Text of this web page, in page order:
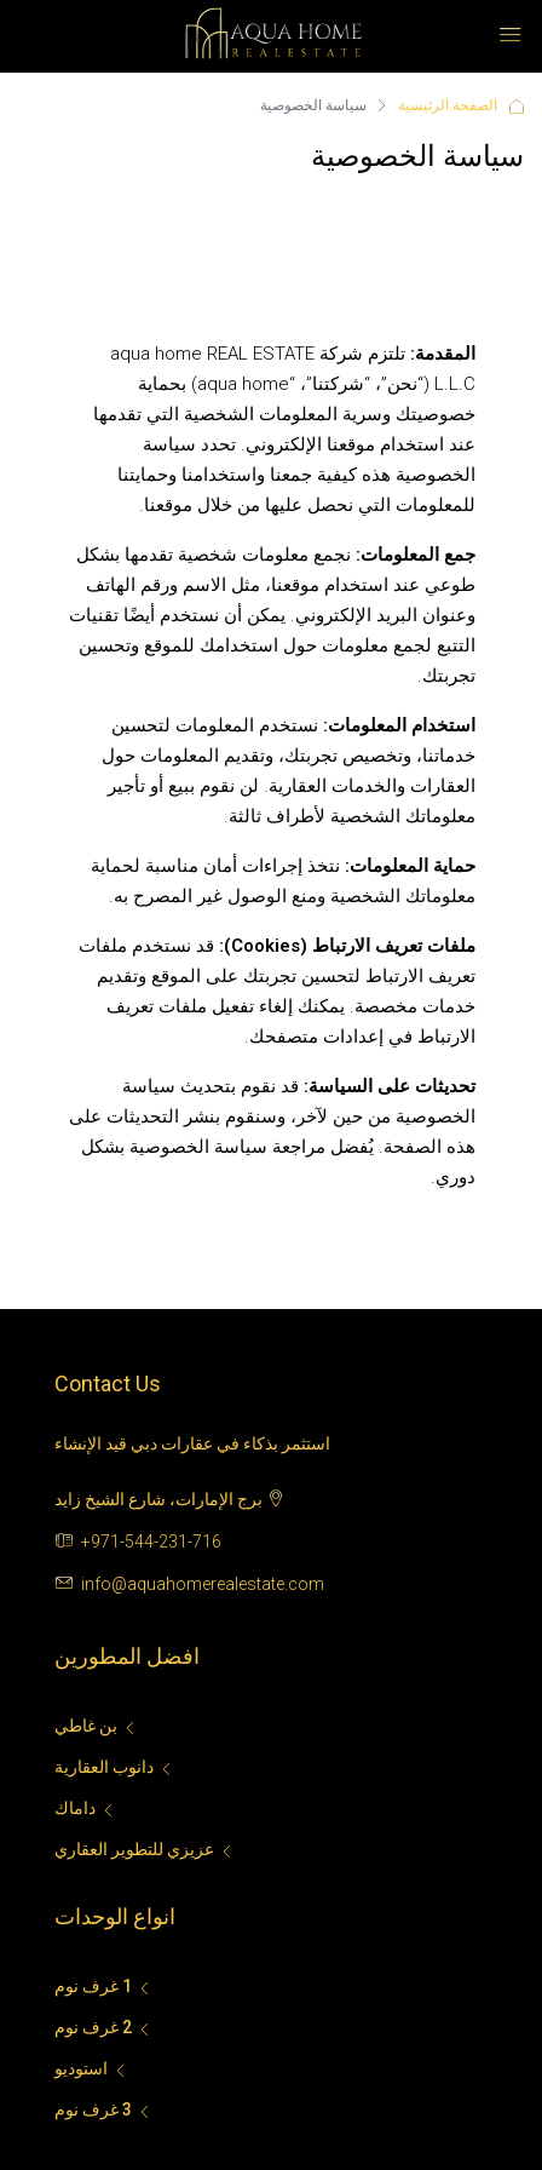
الصفحة الرئيسية سياسة الخصوصية
سياسة الخصوصية
المقدمة:
تلتزم شركة aqua home REAL ESTATE
L.L.C (“نحن”، “شركتنا”، “aqua home) بحماية
خصوصيتك وسرية المعلومات الشخصية التي تقدمها
عند استخدام موقعنا الإلكتروني. تحدد سياسة
الخصوصية هذه كيفية جمعنا واستخدامنا وحمايتنا
للمعلومات التي نحصل عليها من خلال موقعنا.
جمع المعلومات: نجمع معلومات شخصية تقدمها بشكل
طوعي عند استخدام موقعنا، مثل الاسم ورقم الهاتف
وعنوان البريد الإلكتروني. يمكن أن نستخدم أيضًا تقنيات
التتبع لجمع معلومات حول استخدامك للموقع وتحسين
تجربتك.
استخدام المعلومات: نستخدم المعلومات لتحسين
خدماتنا، وتخصيص تجربتك، وتقديم المعلومات حول
العقارات والخدمات العقارية. لن نقوم ببيع أو تأجير
معلوماتك الشخصية لأطراف ثالثة.
حماية المعلومات: نتخذ إجراءات أمان مناسبة لحماية
معلوماتك الشخصية ومنع الوصول غير المصرح به.
ملفات تعريف الارتباط (Cookies):
قد نستخدم ملفات
تعريف الارتباط لتحسين تجربتك على الموقع وتقديم
خدمات مخصصة. يمكنك إلغاء تفعيل ملفات تعريف
الارتباط في إعدادات متصفحك.
تحديثات على السياسة: قد نقوم بتحديث سياسة
الخصوصية من حين لآخر، وسنقوم بنشر التحديثات على
هذه الصفحة. يُفضل مراجعة سياسة الخصوصية بشكل
دوري.
Contact Us
استثمر بذكاء في عقارات دبي قيد الإنشاء
برج الإمارات، شارع الشيخ زايد
+971-544-231-716
info@aquahomerealestate.com
افضل المطورين
بن غاطي
دانوب العقارية
داماك
عزيزي للتطوير العقاري
انواع الوحدات
1 غرف نوم
2 غرف نوم
استوديو
3 غرف نوم